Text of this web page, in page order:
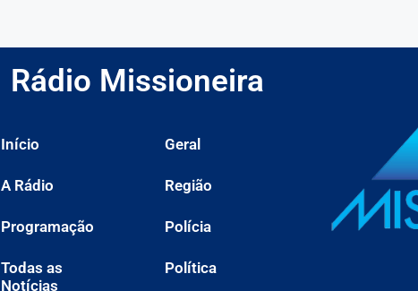
Rádio Missioneira
Início
A Rádio
Programação
Todas as
Notícias
Geral
Região
Polícia
Política